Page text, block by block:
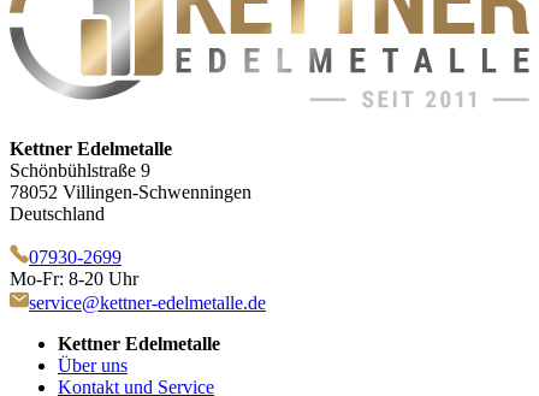
Kettner Edelmetalle
Schönbühlstraße 9
78052 Villingen-Schwenningen
Deutschland
07930-2699
Mo-Fr: 8-20 Uhr
service@kettner-edelmetalle.de
Kettner Edelmetalle
Über uns
Kontakt und Service